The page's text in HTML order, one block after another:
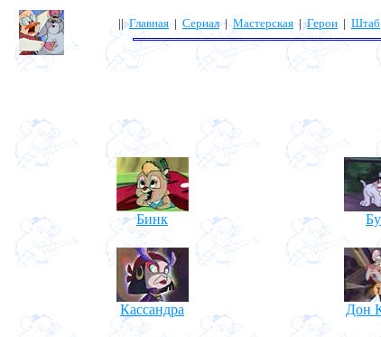
||Главная | Сериал|Мастерская |Герои | Штаб
Бинк
Кассандра Дон